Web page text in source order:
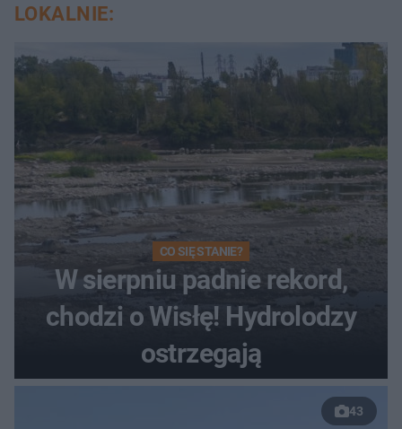
LOKALNIE:
CO SIĘ STANIE?
W sierpniu padnie rekord,
chodzi o Wisłę! Hydrolodzy
ostrzegają
43